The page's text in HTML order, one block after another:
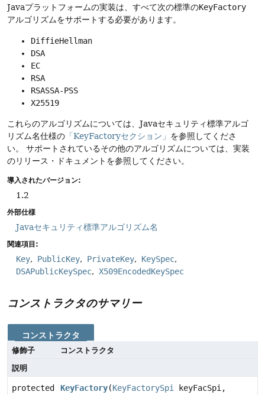
Javaプラットフォームの実装は、すべて次の標準のKeyFactory
アルゴリズムをサポートする必要があります。
DiffieHellman
DSA
EC
RSA
RSASSA-PSS
X25519
これらのアルゴリズムについては、Javaセキュリティ標準アルゴ
リズム名仕様の 「KeyFactoryセクション」 を参照してくださ
い。
サポートされているその他のアルゴリズムについては、実装
のリリース・ドキュメントを参照してください。
導入されたバージョン:
1.2
外部仕様
Javaセキュリティ標準アルゴリズム名
関連項目:
Key PublicKey PrivateKey
KeySpec
DSAPublicKeySpec
X509EncodedKeySpec
コンストラクタのサマリー
コンストラクタ
修飾子
コンストラクタ
説明
protected KeyFactory(KeyFactorySpi
keyFacSpi,